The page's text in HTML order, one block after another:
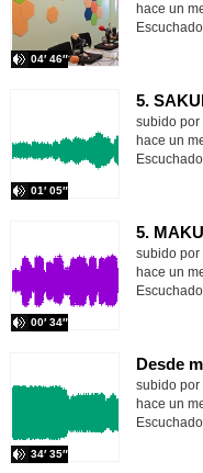
04′ 46″
hace un
Escuchado
5.
Contenido
subido por
01′ 05″
hace un
Escuchado
Contenido
subido por
00′ 34″
hace un
Escuchado
Contenido
subido por
34′ 35″
hace un
Escuchado